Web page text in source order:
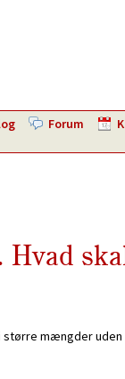
Forum
Hvad
mængder